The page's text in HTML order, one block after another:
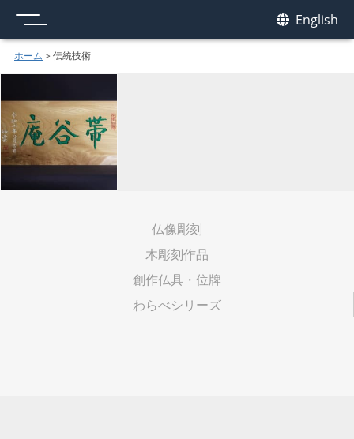
English
ホーム > 伝統技術
仏像彫刻
木彫刻作品
創作仏具・位牌
わらべシリーズ